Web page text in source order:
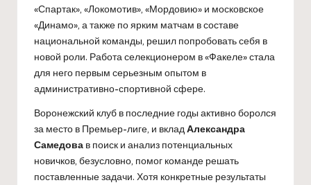
«Спартак», «Локомотив», «Мордовию» и московское
«Динамо», а также по ярким матчам в составе
национальной команды, решил попробовать себя в
новой роли. Работа селекционером в «Факеле» стала
для него первым серьезным опытом в
административно-спортивной сфере.
Воронежский клуб в последние годы активно боролся
за место в Премьер-лиге, и вкладАлександра
Самедова в поиск и анализ потенциальных
новичков, безусловно, помог команде решать
поставленные задачи. Хотя конкретные результаты